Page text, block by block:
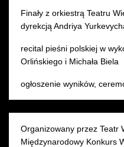
Finały z orkiestrą Teatru
dyrekcją Andriya
recital pieśni polskiej w
Orlińskiego i Michała Biela
ogłoszenie wyników,
Organizowany przez Teatr
Międzynarodowy Konkurs